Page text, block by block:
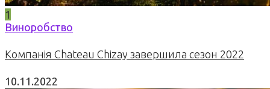
1
Виноробство
Компанія Chateau Chizay завершила сезон 2022
10.11.2022